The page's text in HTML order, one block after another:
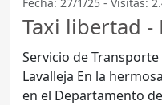
Taxi libertad -
Servicio de
Lavalleja En la hermosa ciudad de Minas, ubicada
en el Departamento